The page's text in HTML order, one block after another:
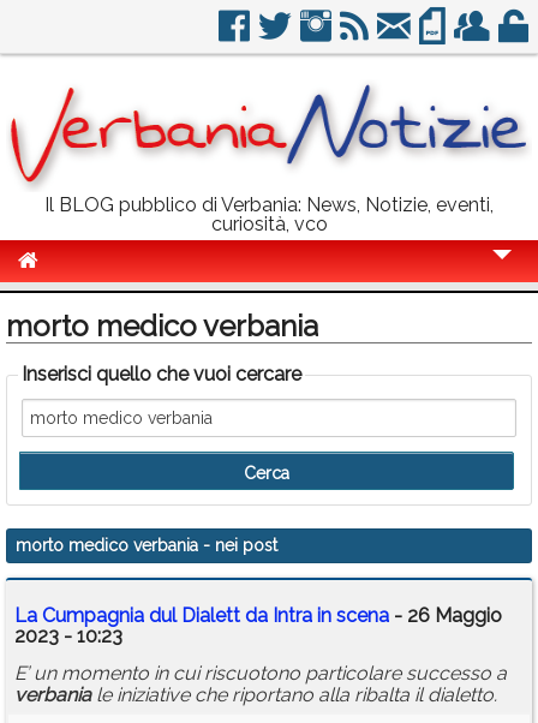
Il BLOG pubblico di Verbania: News, Notizie, eventi,
curiosità, vco
Politica
Sport
Eventi
Info Utili
Rubriche
Calendario
Annunci
morto medico verbania
Inserisci quello che vuoi cercare
morto medico verbania - nei post
La Cumpagnia dul Dialett da Intra in scena - 26 Maggio
2023 - 10:23
E’ un momento in cui riscuotono particolare successo a
verbaniale iniziative che riportano alla ribalta il dialetto.